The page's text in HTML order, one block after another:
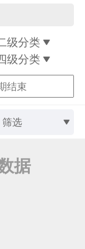
级分类
级分类
筛选
据